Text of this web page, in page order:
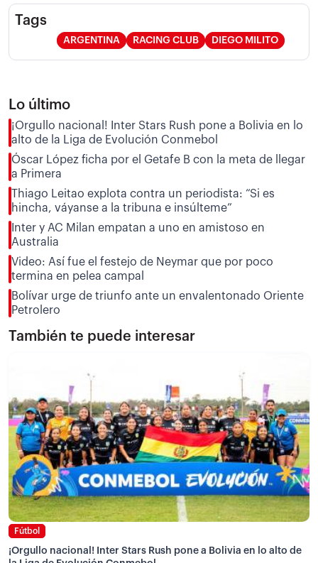
Tags
ARGENTINA RACING CLUB DIEGO MILITO
Lo último
¡Orgullo nacional! Inter Stars Rush pone a Bolivia en lo
alto de la Liga de Evolución Conmebol
Óscar López ficha por el Getafe B con la meta de llegar
a Primera
Thiago Leitao explota contra un periodista: “Si es
hincha, váyanse a la tribuna e insúlteme”
Inter y AC Milan empatan a uno en amistoso en
Australia
Video: Así fue el festejo de Neymar que por poco
termina en pelea campal
Bolívar urge de triunfo ante un envalentonado Oriente
Petrolero
También te puede interesar
Fútbol
¡Orgullo nacional! Inter Stars Rush pone a Bolivia en lo alto de